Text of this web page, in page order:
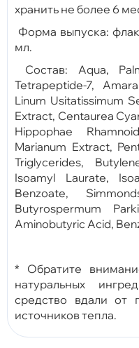
хранить не более 6
Форма выпуска:
мл.
Состав: Aqua,
Tetrapeptide-7,
Linum Usitatissimum
Extract, Centaurea
Hippophae
Marianum Extract,
Triglycerides,
Isoamyl Laurate,
Benzoate,
Butyrospermum
Aminobutyric Acid,
* Обратите
натуральных
средство вдали от
источников тепла.